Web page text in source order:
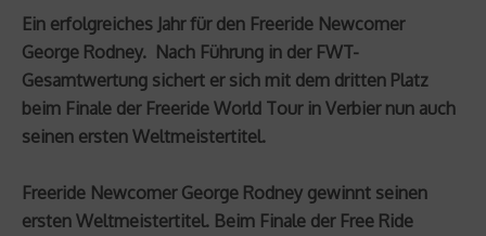
Ein erfolgreiches Jahr für den Freeride Newcomer
George Rodney. Nach Führung in der FWT-
Gesamtwertung sichert er sich mit dem dritten Platz
beim Finale der Freeride World Tour in Verbier nun auch
seinen ersten Weltmeistertitel.
Freeride Newcomer George Rodney gewinnt seinen
ersten Weltmeistertitel. Beim Finale der Free Ride